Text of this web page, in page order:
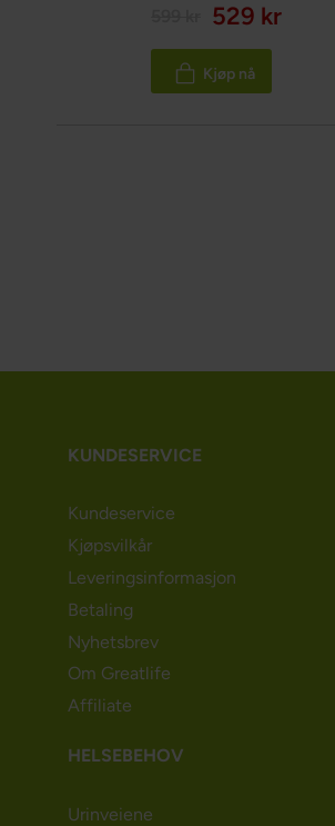
529 kr
Kjøp nå
KUNDESERVICE
Kundeservice
Kjøpsvilkår
Leveringsinformasjon
Betaling
Nyhetsbrev
Om Greatlife
Affiliate
HELSEBEHOV
Urinveiene